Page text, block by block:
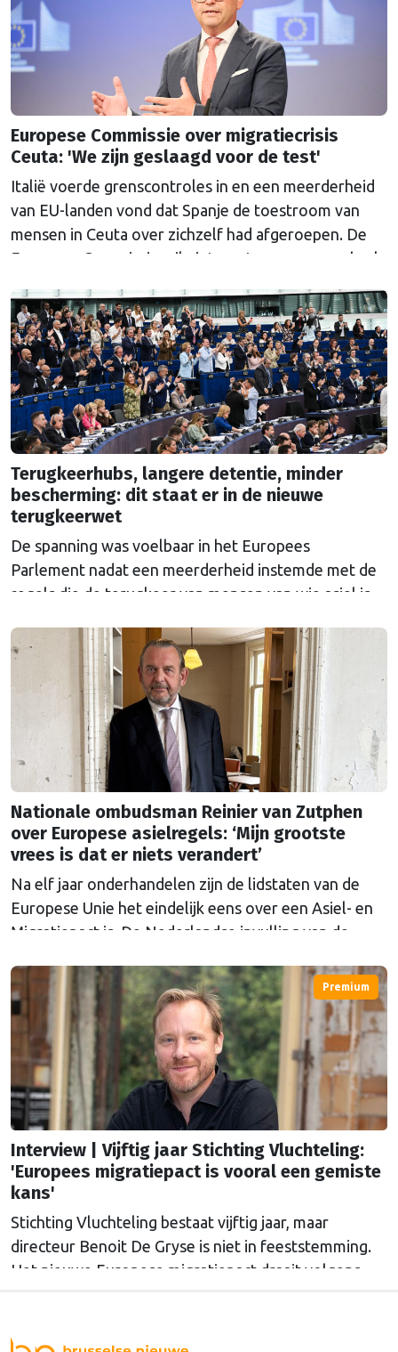
Europese Commissie over migratiecrisis
Ceuta: 'We zijn geslaagd voor de test'
Italië voerde grenscontroles in en een meerderheid
van EU-landen vond dat Spanje de toestroom van
mensen in Ceuta over zichzelf had afgeroepen. De
Europese Commissie wil niets weten van een gebrek
resultaat.
Terugkeerhubs, langere detentie, minder
bescherming: dit staat er in de nieuwe
terugkeerwet
De spanning was voelbaar in het Europees
Parlement nadat een meerderheid instemde met de
regels die de terugkeer van mensen van wie asiel is
zoveel ophef op?
Nationale ombudsman Reinier van Zutphen
over Europese asielregels: ‘Mijn grootste
vrees is dat er niets verandert’
Na elf jaar onderhandelen zijn de lidstaten van de
Europese Unie het eindelijk eens over een Asiel- en
Migratiepact is. De Nederlandse invulling van de
Nationale ombudsman Reinier van Zutphen. "Het
zegt iets over onze samenleving als geheel, hoe wij
naar anderen kijken. We zijn bang geworden voor de
ander."
Premium
Interview | Vijftig jaar Stichting Vluchteling:
'Europees migratiepact is vooral een gemiste
kans'
Stichting Vluchteling bestaat vijftig jaar, maar
directeur Benoit De Gryse is niet in feeststemming.
Het nieuwe Europese migratiepact draait volgens
strenge koers.